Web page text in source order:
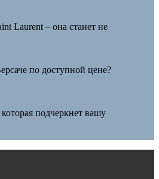
Laurent – она станет не
по доступной цене?
подчеркнет вашу